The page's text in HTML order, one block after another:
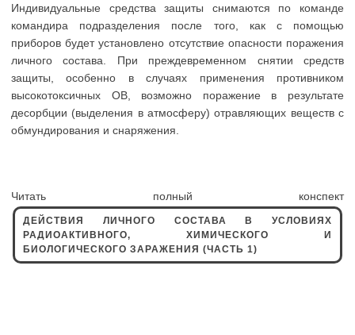
Индивидуальные средства защиты снимаются по команде
командира подразделения после того, как с помощью
приборов будет установлено отсутствие опасности поражения
личного состава. При преждевременном снятии средств
защиты, особенно в случаях применения противником
высокотоксичных ОВ, возможно поражение в результате
десорбции (выделения в атмосферу) отравляющих веществ с
обмундирования и снаряжения.
Читать полный конспект
ДЕЙСТВИЯ ЛИЧНОГО СОСТАВА В УСЛОВИЯХ
РАДИОАКТИВНОГО, ХИМИЧЕСКОГО И
БИОЛОГИЧЕСКОГО ЗАРАЖЕНИЯ (ЧАСТЬ 1)